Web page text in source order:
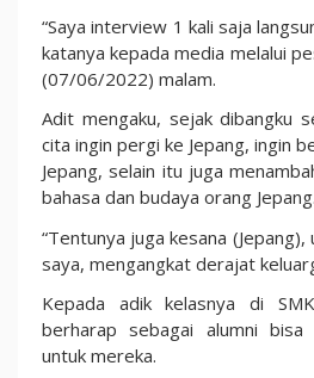
“Saya interview 1 kali saja
katanya kepada media melalui
(07/06/2022) malam.
Adit mengaku, sejak dibangku
cita ingin pergi ke Jepang, ingin
Jepang, selain itu juga
bahasa dan budaya orang Jepang.
“Tentunya juga kesana
saya, mengangkat derajat
Kepada adik kelasnya di
berharap sebagai alumni
untuk mereka.